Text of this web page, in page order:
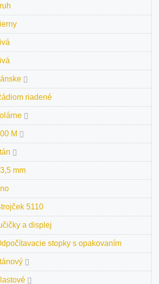
riadené
M
mm
5110
a displej
stopky s opakovaním